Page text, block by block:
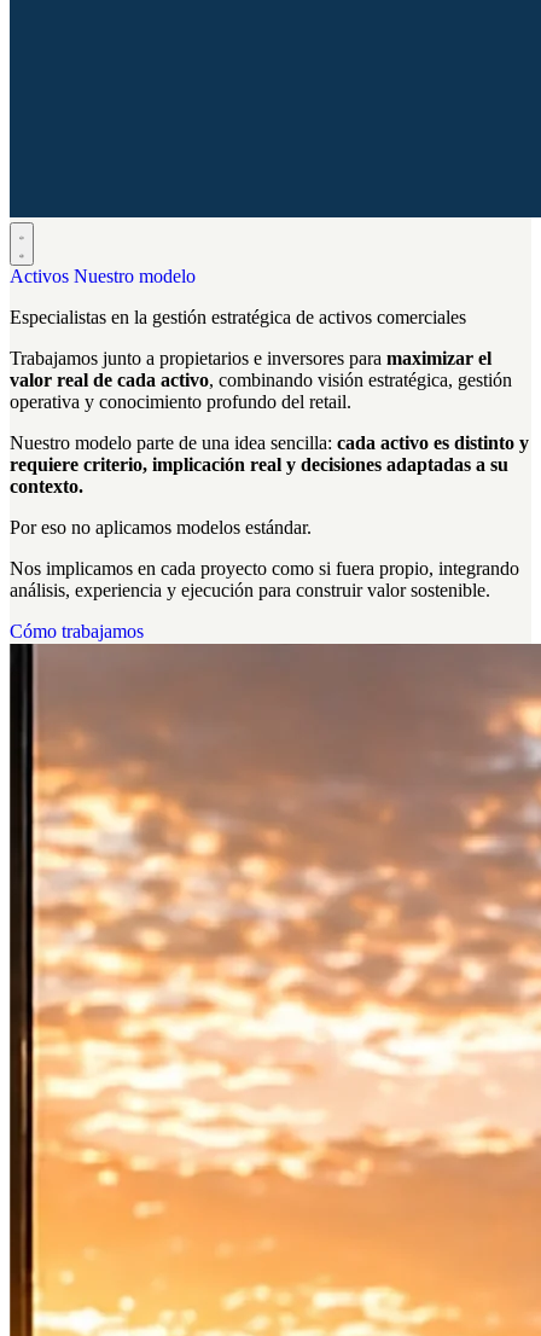
Activos Nuestro modelo
Especialistas en la gestión estratégica de activos comerciales
Trabajamos junto a propietarios e inversores para maximizar el
valor real de cada activo, combinando visión estratégica, gestión
operativa y conocimiento profundo del retail.
Nuestro modelo parte de una idea sencilla: cada activo es distinto y
requiere criterio, implicación real y decisiones adaptadas a su
contexto.
Por eso no aplicamos modelos estándar.
Nos implicamos en cada proyecto como si fuera propio, integrando
análisis, experiencia y ejecución para construir valor sostenible.
Cómo trabajamos